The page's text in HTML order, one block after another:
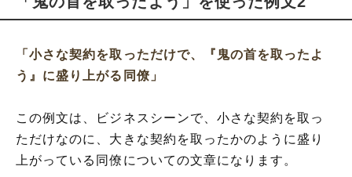
「小さな契約を取っただけで、『鬼の首を取ったよ
う』に盛り上がる同僚」
この例文は、ビジネスシーンで、小さな契約を取っ
ただけなのに、大きな契約を取ったかのように盛り
上がっている同僚についての文章になります。